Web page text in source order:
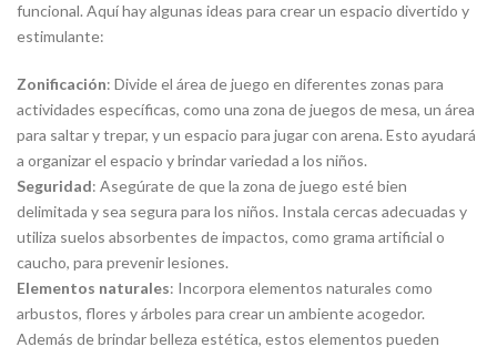
funcional. Aquí hay algunas ideas para crear un espacio divertido y
estimulante:
Zonificación: Divide el área de juego en diferentes zonas para
actividades específicas, como una zona de juegos de mesa, un área
para saltar y trepar, y un espacio para jugar con arena. Esto ayudará
a organizar el espacio y brindar variedad a los niños.
Seguridad: Asegúrate de que la zona de juego esté bien
delimitada y sea segura para los niños. Instala cercas adecuadas y
utiliza suelos absorbentes de impactos, como grama artificial o
caucho, para prevenir lesiones.
Elementos naturales: Incorpora elementos naturales como
arbustos, flores y árboles para crear un ambiente acogedor.
Además de brindar belleza estética, estos elementos pueden